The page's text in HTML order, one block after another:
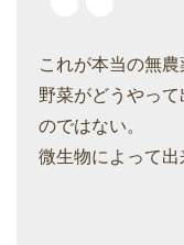
これが本当の無農
野菜がどうやっ
のではない。
微生物によって出